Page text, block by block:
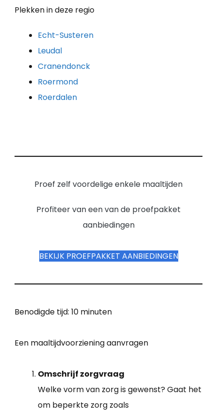
Plekken in deze regio
Echt-Susteren
Leudal
Cranendonck
Roermond
Roerdalen
Proef zelf voordelige enkele maaltijden
Profiteer van een van de proefpakket
aanbiedingen
BEKIJK PROEFPAKKET AANBIEDINGEN
Benodigde tijd: 10 minuten
Een maaltijdvoorziening aanvragen
Omschrijf zorgvraag
Welke vorm van zorg is gewenst? Gaat het
om beperkte zorg zoals